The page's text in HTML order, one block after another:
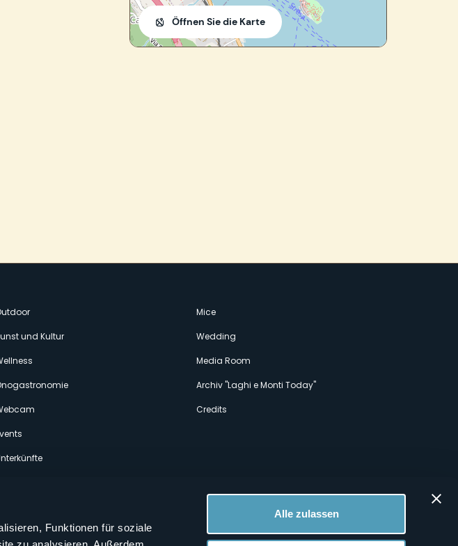
Funktionen für soziale
Alle zulassen
Öffnen Sie die Karte
und Kultur
Mice
Wedding
Media Room
Archiv "Laghi e Monti Today"
Credits